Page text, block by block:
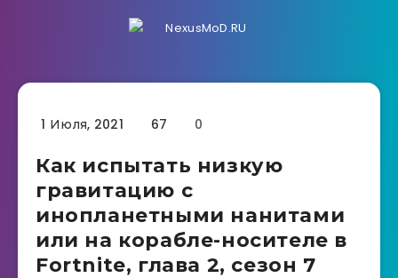
1 Июля, 2021 67 0
Как испытать низкую
гравитацию с
инопланетными нанитами
или на корабле-носителе в
Fortnite, глава 2, сезон 7